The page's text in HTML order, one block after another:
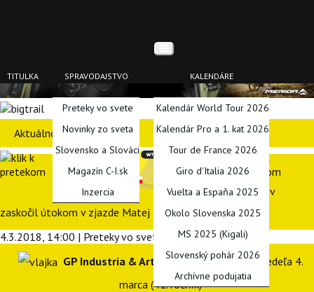
TITULKA SPRAVODAJSTVO
Preteky vo svete
Novinky zo sveta
Slovensko a Slováci
Magazín C-I.sk
Inzercia
KALENDÁRE
Kalendár World Tour 2026
Kalendár Pro a 1. kat 2026
Tour de France 2026
Giro d'Italia 2026
Vuelta a Espaňa 2025
Okolo Slovenska 2025
MS 2025 (Kigali)
Slovenský pohár 2026
Archívne podujatia
Aktuálne preteky
GP di Larciano: Favoritov
zaskočil útokom v zjazde Matej Mohorič
4.3.2018, 14:00 | Preteky vo svete | Tomáš Šandor
GP Industria & Artigianato 2018(1.HC), nedeľa 4.
marca (41. ročník)